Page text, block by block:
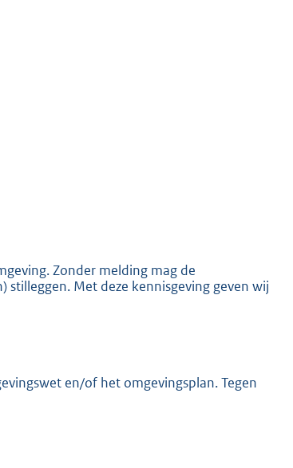
Zonder melding mag de
Met deze kennisgeving geven wij
en/of het omgevingsplan. Tegen